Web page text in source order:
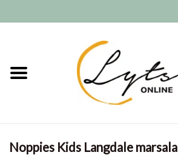
Noppies Kids Langdale marsala